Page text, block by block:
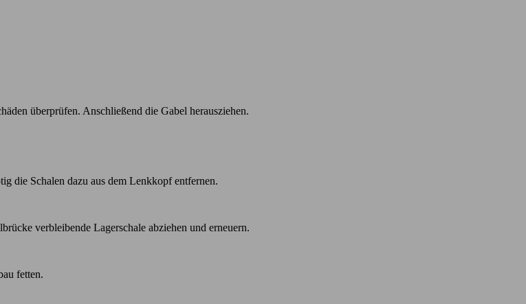
überprüfen. Anschließend die Gabel herausziehen.
die Schalen dazu aus dem Lenkkopf entfernen.
verbleibende Lagerschale abziehen und erneuern.
fetten.